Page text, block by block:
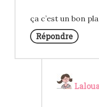
ça c’est un bon
Répondre